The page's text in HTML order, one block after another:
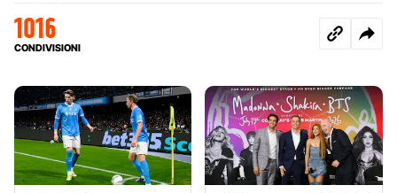
1016
CONDIVISIONI